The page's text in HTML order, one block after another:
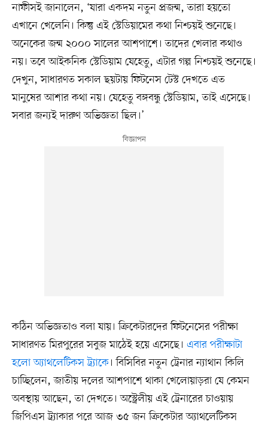
নাফীসই জানালেন, ‘যারা একদম নতুন প্রজন্ম, তারা হয়তো
এখানে খেলেনি। কিন্তু এই স্টেডিয়ামের কথা নিশ্চয়ই শুনেছে।
অনেকের জন্ম ২০০০ সালের আশপাশে। তাদের খেলার কথাও
নয়। তবে আইকনিক স্টেডিয়াম যেহেতু, এটার গল্প নিশ্চয়ই শুনেছে।
দেখুন, সাধারণত সকাল ছয়টায় ফিটনেস টেস্ট দেখতে এত
মানুষের আশার কথা নয়। যেহেতু বঙ্গবন্ধু স্টেডিয়াম, তাই এসেছে।
সবার জন্যই দারুণ অভিজ্ঞতা ছিল।’
কঠিন অভিজ্ঞতাও বলা যায়। ক্রিকেটারদের ফিটনেসের পরীক্ষা
সাধারণত মিরপুরের সবুজ মাঠেই হয়ে এসেছে। এবার পরীক্ষাটা
হলো অ্যাথলেটিকস ট্র্যাকে। বিসিবির নতুন ট্রেনার ন্যাথান কিলি
চাচ্ছিলেন, জাতীয় দলের আশপাশে থাকা খেলোয়াড়রা যে কেমন
অবস্থায় আছেন, তা দেখতে। অস্ট্রেলীয় এই ট্রেনারের চাওয়ায়
জিপিএস ট্র্যাকার পরে আজ ৩৫ জন ক্রিকেটার অ্যাথলেটিকস